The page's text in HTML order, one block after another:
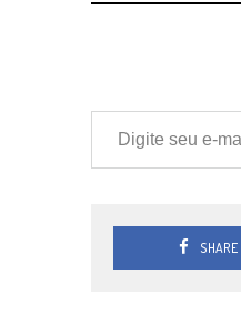
Digite seu e-mail…
SHARE